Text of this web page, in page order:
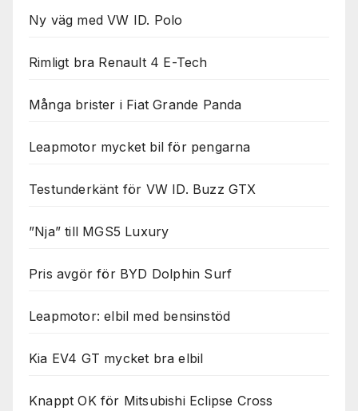
Ny väg med VW ID. Polo
Rimligt bra Renault 4 E-Tech
Många brister i Fiat Grande Panda
Leapmotor mycket bil för pengarna
Testunderkänt för VW ID. Buzz GTX
”Nja” till MGS5 Luxury
Pris avgör för BYD Dolphin Surf
Leapmotor: elbil med bensinstöd
Kia EV4 GT mycket bra elbil
Knappt OK för Mitsubishi Eclipse Cross